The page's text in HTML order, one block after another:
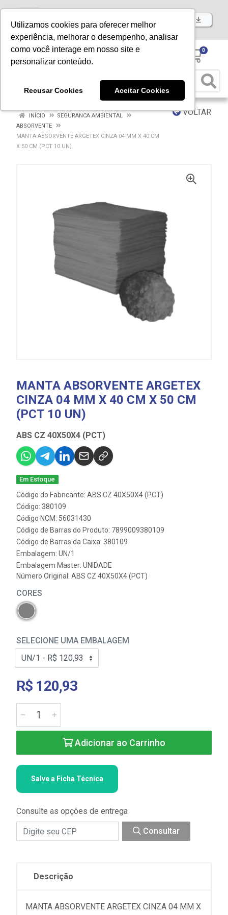
Utilizamos cookies para oferecer melhor
experiência, melhorar o desempenho, analisar
como você interage em nosso site e
personalizar conteúdo.
Recusar Cookies Aceitar Cookies
Baixe já nosso APP
0
VOLTAR
INÍCIO
SEGURANCA AMBIENTAL
ABSORVENTE
MANTA ABSORVENTE ARGETEX CINZA 04 MM X 40 CM
X 50 CM (PCT 10 UN)
MANTA ABSORVENTE ARGETEX
CINZA 04 MM X 40 CM X 50 CM
(PCT 10 UN)
ABS CZ 40X50X4 (PCT)
Em Estoque
Código do Fabricante: ABS CZ 40X50X4 (PCT)
Código: 380109
Código NCM: 56031430
Código de Barras do Produto: 7899009380109
Código de Barras da Caixa: 380109
Embalagem: UN/1
Embalagem Master: UNIDADE
Número Original: ABS CZ 40X50X4 (PCT)
CORES
SELECIONE UMA EMBALAGEM
R$ 120,93
Adicionar ao Carrinho
Salve a Ficha Técnica
Consulte as opções de entrega
Consultar
Descrição
MANTA ABSORVENTE ARGETEX CINZA 04 MM X